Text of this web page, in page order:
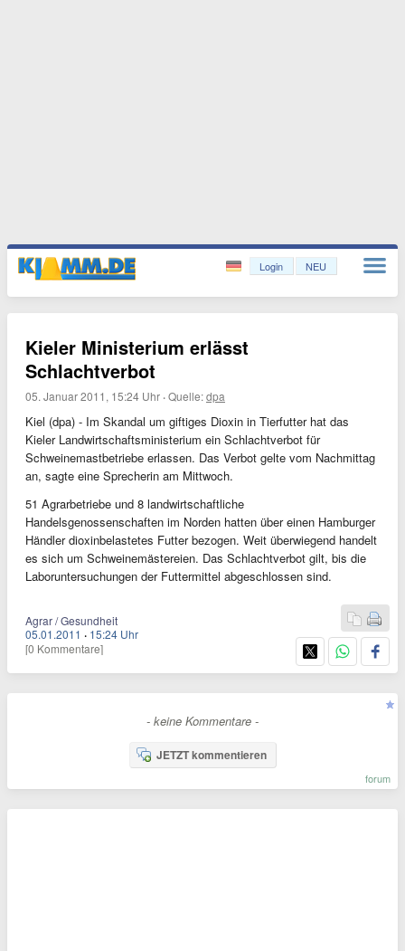
Login NEU
Kieler Ministerium erlässt
Schlachtverbot
05. Januar 2011, 15:24 Uhr ·Quelle:dpa
Kiel (dpa) - Im Skandal um giftiges Dioxin in Tierfutter hat das
Kieler Landwirtschaftsministerium ein Schlachtverbot für
Schweinemastbetriebe erlassen. Das Verbot gelte vom Nachmittag
an, sagte eine Sprecherin am Mittwoch.
51 Agrarbetriebe und 8 landwirtschaftliche
Handelsgenossenschaften im Norden hatten über einen Hamburger
Händler dioxinbelastetes Futter bezogen. Weit überwiegend handelt
es sich um Schweinemästereien. Das Schlachtverbot gilt, bis die
Laboruntersuchungen der Futtermittel abgeschlossen sind.
Agrar / Gesundheit
05.01.2011 · 15:24 Uhr
[0 Kommentare]
- keine Kommentare -
JETZT kommentieren
forum